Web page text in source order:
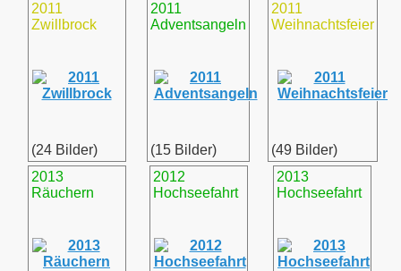
2011
Zwillbrock
(24 Bilder)
2011
Adventsangeln
(15 Bilder)
2011
Weihnachtsfeier
(49 Bilder)
2013
Räuchern
2012
Hochseefahrt
2013
Hochseefahrt